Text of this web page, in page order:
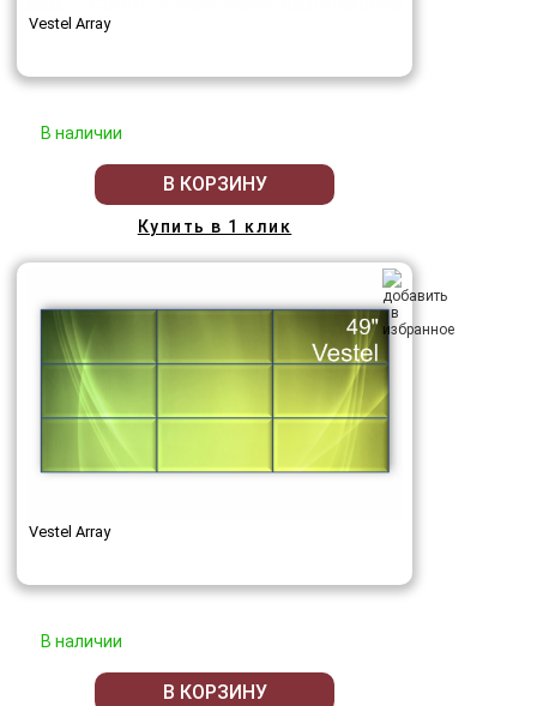
Vestel Array
В наличии
В КОРЗИНУ
Купить в 1 клик
Vestel Array
В наличии
В КОРЗИНУ